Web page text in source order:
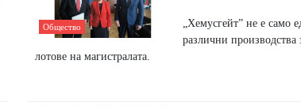
Общество
„Хемусгейт” не е само
различни производства
лотове на магистралата.